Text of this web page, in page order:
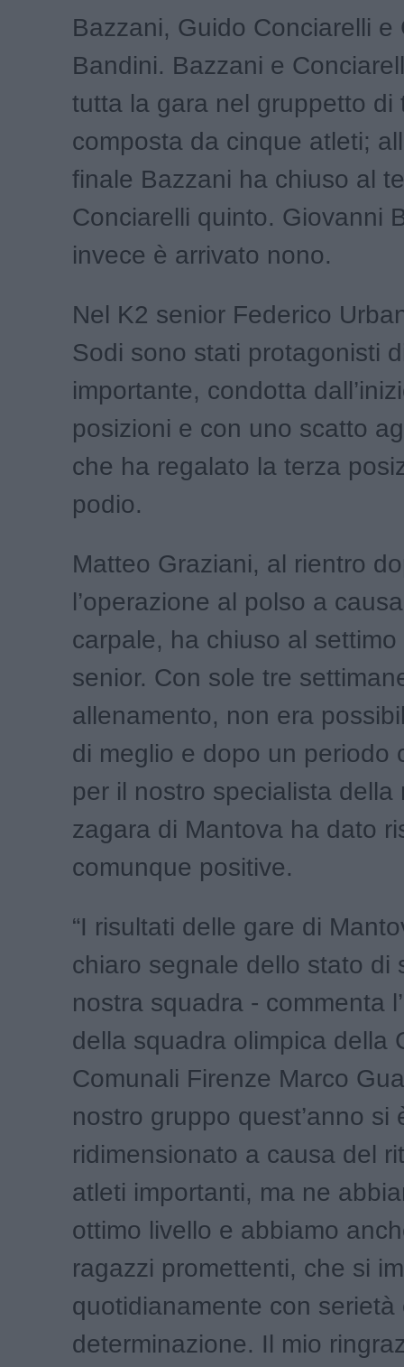
Bazzani, Guido Conciarelli e
Bandini. Bazzani e
tutta la gara nel gruppetto di
composta da cinque atleti;
finale Bazzani ha chiuso al
Conciarelli quinto. Giovanni
invece è arrivato nono.
Nel K2 senior Federico
Sodi sono stati protagonisti
importante, condotta
posizioni e con uno scatto
che ha regalato la terza
podio.
Matteo Graziani, al rientro
l’operazione al polso a
carpale, ha chiuso al
senior. Con sole tre
allenamento, non era
di meglio e dopo un periodo
per il nostro specialista della
zagara di Mantova ha dato
comunque positive.
“I risultati delle gare di
chiaro segnale dello stato di
nostra squadra - commenta
della squadra olimpica della
Comunali Firenze Marco
nostro gruppo quest’anno si
ridimensionato a causa del
atleti importanti, ma ne
ottimo livello e abbiamo
ragazzi promettenti, che si
quotidianamente con serietà
determinazione. Il mio